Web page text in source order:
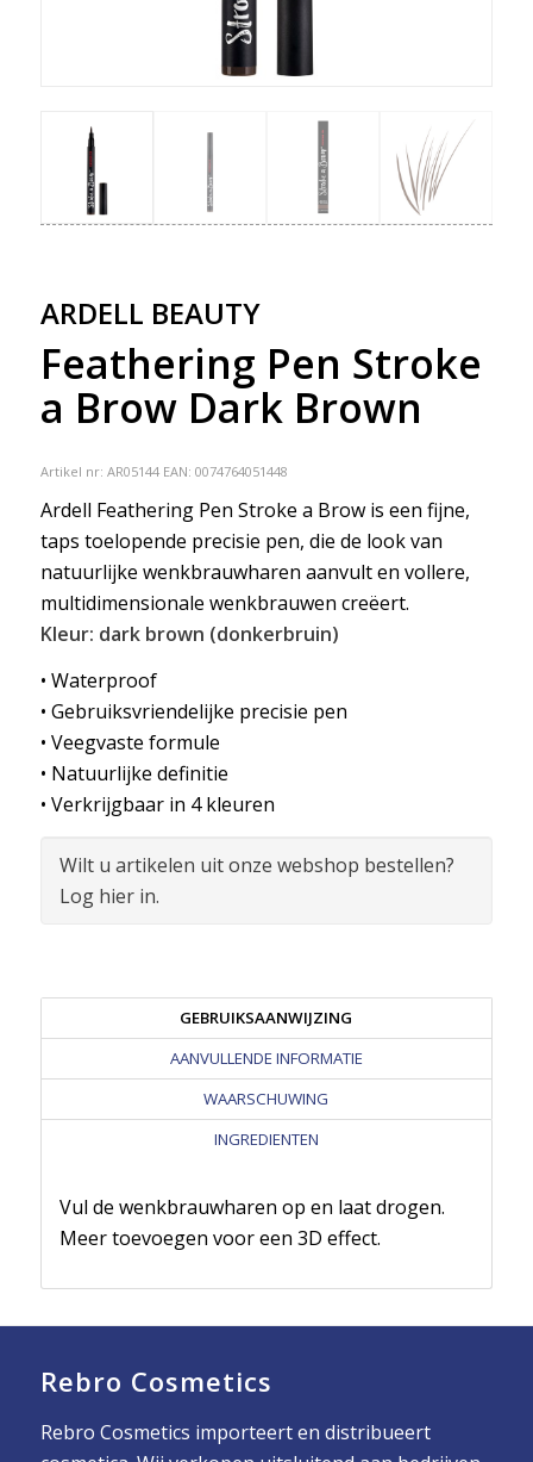
ARDELL BEAUTY
Feathering Pen Stroke
a Brow Dark Brown
Artikel nr: AR05144 EAN: 0074764051448
Ardell Feathering Pen Stroke a Brow is een fijne,
taps toelopende precisie pen, die de look van
natuurlijke wenkbrauwharen aanvult en vollere,
multidimensionale wenkbrauwen creëert.
Kleur: dark brown (donkerbruin)
• Waterproof
• Gebruiksvriendelijke precisie pen
• Veegvaste formule
• Natuurlijke definitie
• Verkrijgbaar in 4 kleuren
Wilt u artikelen uit onze webshop bestellen?
Log hier in.
GEBRUIKSAANWIJZING
AANVULLENDE INFORMATIE
WAARSCHUWING
INGREDIENTEN
Vul de wenkbrauwharen op en laat drogen.
Meer toevoegen voor een 3D effect.
Rebro Cosmetics
Rebro Cosmetics importeert en distribueert